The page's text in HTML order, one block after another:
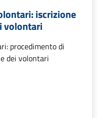
iscrizione
volontari
procedimento di
dei volontari